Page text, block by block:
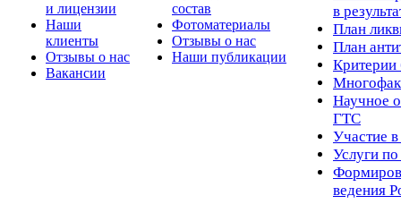
и лицензии
Наши
клиенты
Отзывы о нас
Вакансии
состав
Фотоматериалы
Отзывы о нас
Наши публикации
в
План
План
Критерии
Научное
ГТС
Участие
Услуги
ведения